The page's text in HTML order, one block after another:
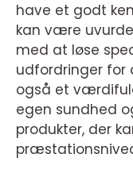
have et godt
kan være
med at løse
udfordringer for
også et
egen sundhed
produkter, der